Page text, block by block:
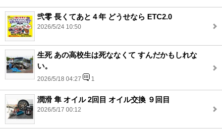
弐零 長くてあと４年 どうせなら ETC2.0
2026/5/24 10:50
生死 あの高校生は死ななくて すんだかもしれな
い。
2026/5/18 04:27 1
潤滑 隼 オイル 2回目 オイル交換 ９回目
2026/5/17 00:12